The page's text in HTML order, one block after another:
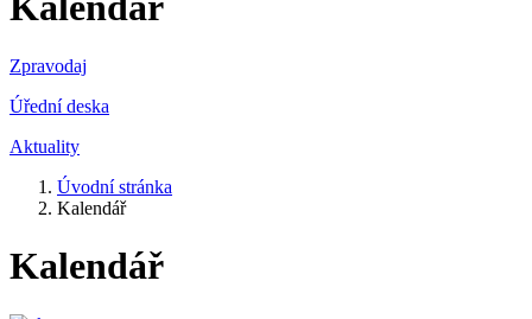
Zpravodaj
Úřední deska
Aktuality
Úvodní stránka
Kalendář
Kalendář